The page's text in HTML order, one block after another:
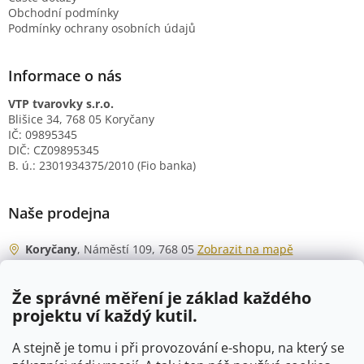
Že správné měření je základ každého
projektu ví každý kutil.
A stejně je tomu i při provozování e-shopu, na který se
Obchodní podmínky
Podmínky ochrany osobních údajů
Informace o nás
VTP tvarovky s.r.o.
Blišice 34, 768 05 Koryčany
IČ: 09895345
DIČ: CZ09895345
B. ú.: 2301934375/2010 (Fio banka)
Naše prodejna
Koryčany, Náměstí 109, 768 05 Zobrazit na mapě
Po - Čt
06:00 - 07:00
07:30 - 15:30
Pá
06:00 - 07:00
07:30 - 15:00